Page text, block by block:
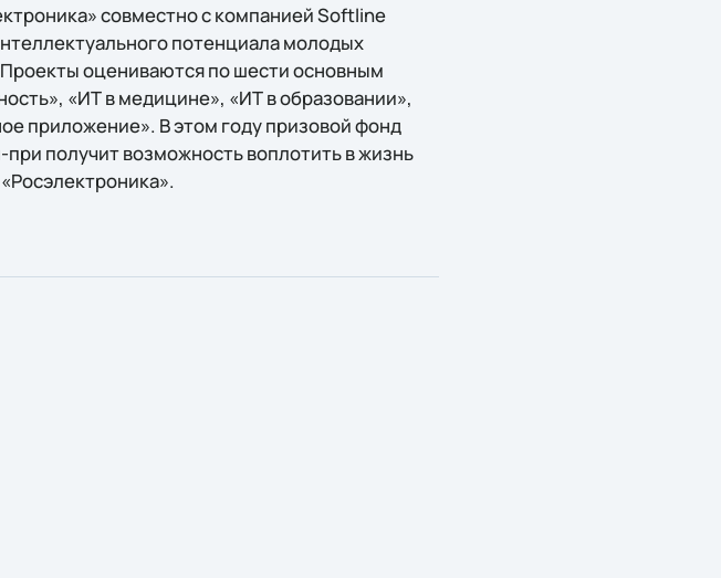
совместно с компанией Softline
потенциала молодых
оцениваются по шести основным
«ИТ в медицине», «ИТ в образовании»,
приложение». В этом году призовой фонд
получит возможность воплотить в жизнь